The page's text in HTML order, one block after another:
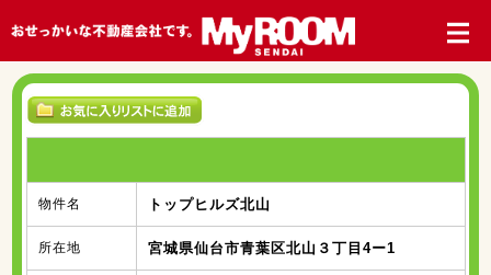
物件名 トップヒルズ北山
所在地 宮城県仙台市青葉区北山３丁目4ー1